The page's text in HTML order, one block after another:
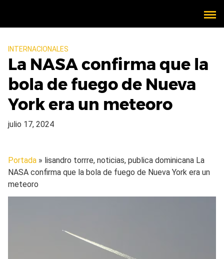
INTERNACIONALES
La NASA confirma que la
bola de fuego de Nueva
York era un meteoro
julio 17, 2024
Portada » lisandro torrre, noticias, publica dominicana La
NASA confirma que la bola de fuego de Nueva York era un
meteoro